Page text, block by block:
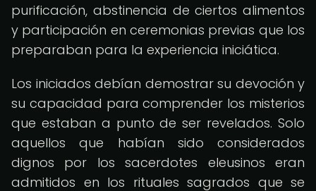
purificación, abstinencia de ciertos alimentos
y participación en ceremonias previas que los
preparaban para la experiencia iniciática.
Los iniciados debían demostrar su devoción y
su capacidad para comprender los misterios
que estaban a punto de ser revelados. Solo
aquellos que habían sido considerados
dignos por los sacerdotes eleusinos eran
admitidos en los rituales sagrados que se